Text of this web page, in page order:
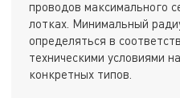
проводов максимального
лотках. Минимальный
определяться в
техническими условиями
конкретных типов.